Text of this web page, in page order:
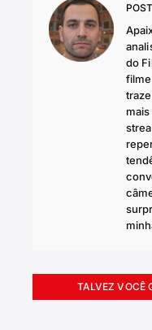
do
TALVEZ VOCÊ